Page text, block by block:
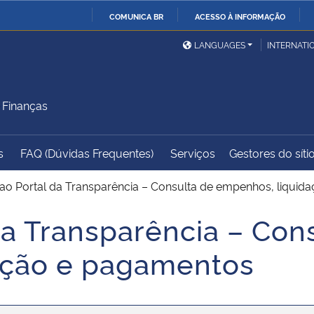
COMUNICA BR ACESSO À INFORMAÇÃO
Ministério da Defesa
Ministério das Relações
Exteriores
Ministério do
Desenvolvimento Regional
Controladoria-Geral da
Advocacia-Geral da União Banco Central do Brasil
LANGUAGES
FAQ (Dúvidas Frequentes) Serviços Gestores do sítio
Portal da Transparência – Consulta de empenhos,
Transparência –
e pagamentos